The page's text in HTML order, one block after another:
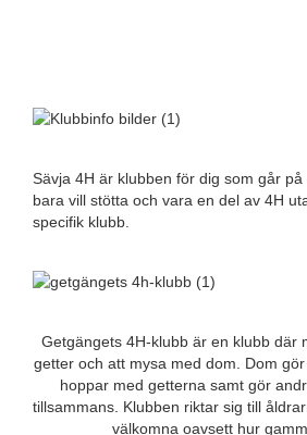
Sävja 4H är klubben för dig som går
bara vill stötta och vara en del av 4H
specifik klubb.
Getgängets 4H-klubb är en klubb där
getter och att mysa med dom. Dom
hoppar med getterna samt gör
tillsammans. Klubben riktar sig till
välkomna oavsett hur